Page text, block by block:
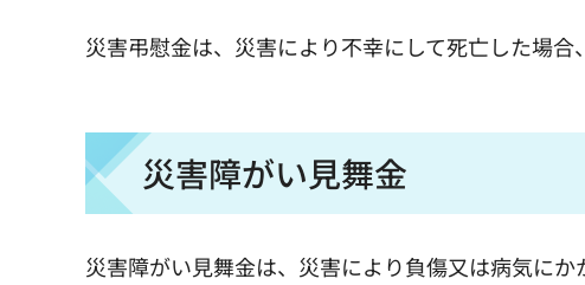
災害弔慰金は、災害により不幸にして死亡した場合
災害障がい見舞金
災害障がい見舞金は、災害により負傷又は病気に